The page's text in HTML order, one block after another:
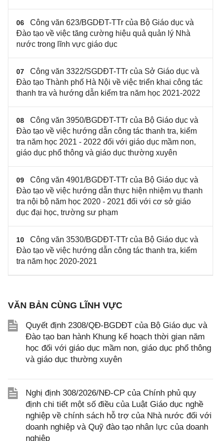
06
Công văn 623/BGDĐT-TTr của Bộ Giáo dục và
Đào tạo về việc tăng cường hiệu quả quản lý Nhà
nước trong lĩnh vực giáo dục
07
Công văn 3322/SGDĐT-TTr của Sở Giáo dục và
Đào tạo Thành phố Hà Nội về việc triển khai công tác
thanh tra và hướng dẫn kiểm tra năm học 2021-2022
08
Công văn 3950/BGDĐT-TTr của Bộ Giáo dục và
Đào tạo về việc hướng dẫn công tác thanh tra, kiểm
tra năm học 2021 - 2022 đối với giáo dục mầm non,
giáo dục phổ thông và giáo dục thường xuyên
09
Công văn 4901/BGDĐT-TTr của Bộ Giáo dục và
Đào tạo về việc hướng dẫn thực hiện nhiệm vụ thanh
tra nội bộ năm học 2020 - 2021 đối với cơ sở giáo
dục đại học, trường sư phạm
10
Công văn 3530/BGDĐT-TTr của Bộ Giáo dục và
Đào tạo về việc hướng dẫn công tác thanh tra, kiểm
tra năm học 2020-2021
VĂN BẢN CÙNG LĨNH VỰC
Quyết định 2308/QĐ-BGDĐT của Bộ Giáo dục và
Đào tạo ban hành Khung kế hoạch thời gian năm
học đối với giáo dục mầm non, giáo dục phổ thông
và giáo dục thường xuyên
Nghị định 308/2026/NĐ-CP của Chính phủ quy
định chi tiết một số điều của Luật Giáo dục nghề
nghiệp về chính sách hỗ trợ của Nhà nước đối với
doanh nghiệp và Quỹ đào tạo nhân lực của doanh
nghiệp